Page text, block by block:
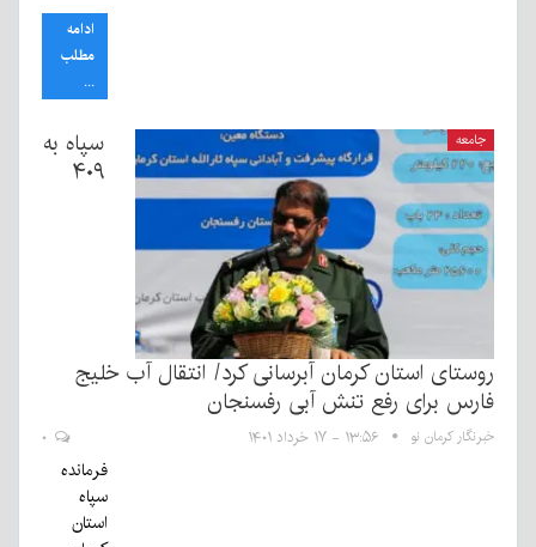
ادامه
مطلب
...
جامعه
سپاه به
۴۰۹
روستای استان کرمان آبرسانی کرد/ انتقال آب خلیج
فارس برای رفع تنش آبی رفسنجان
خبرنگار کرمان نو ۱۳:۵۶ - ۱۷ خرداد ۱۴۰۱
فرمانده
سپاه
استان